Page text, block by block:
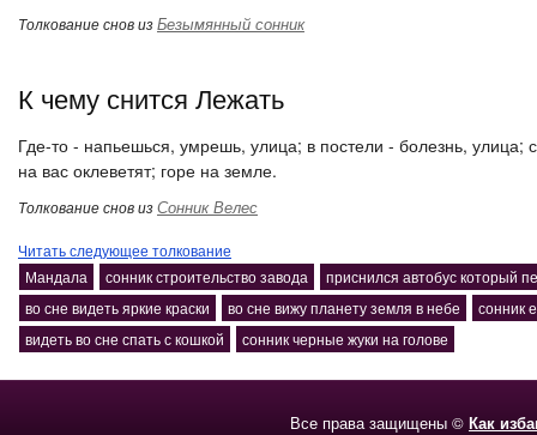
Толкование снов изБезымянный сонник
К чему снится Лежать
Где-то - напьешься, умрешь, улица; в постели - болезнь,
на вас оклеветят; горе на земле.
Толкование снов изСонник Велес
Читать следующее толкование
Мандала
сонник строительство завода
приснился автобус который
во сне видеть яркие краски
во сне вижу планету земля в небе
сонник
видеть во сне спать с кошкой
сонник черные жуки на голове
Все права защищены © Как